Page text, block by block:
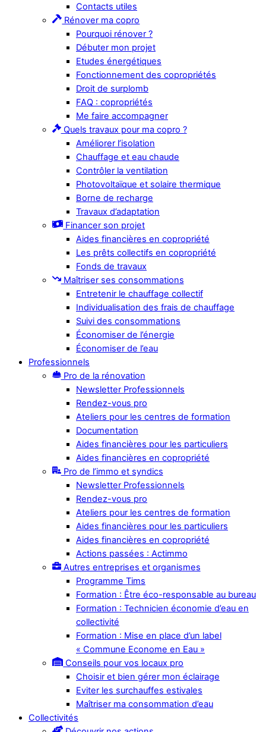
Contacts utiles
Rénover ma copro
Pourquoi rénover ?
Débuter mon projet
Etudes énergétiques
Fonctionnement des copropriétés
Droit de surplomb
FAQ : copropriétés
Me faire accompagner
Quels travaux pour ma copro ?
Améliorer l’isolation
Chauffage et eau chaude
Contrôler la ventilation
Photovoltaïque et solaire thermique
Borne de recharge
Travaux d’adaptation
Financer son projet
Aides financières en copropriété
Les prêts collectifs en copropriété
Fonds de travaux
Maîtriser ses consommations
Entretenir le chauffage collectif
Individualisation des frais de chauffage
Suivi des consommations
Économiser de l’énergie
Économiser de l’eau
Professionnels
Pro de la rénovation
Newsletter Professionnels
Rendez-vous pro
Ateliers pour les centres de formation
Documentation
Aides financières pour les particuliers
Aides financières en copropriété
Pro de l’immo et syndics
Newsletter Professionnels
Rendez-vous pro
Ateliers pour les centres de formation
Aides financières pour les particuliers
Aides financières en copropriété
Actions passées : Actimmo
Autres entreprises et organismes
Programme Tims
Formation : Être éco-responsable au bureau
Formation : Technicien économie d’eau en
collectivité
Formation : Mise en place d’un label
« Commune Econome en Eau »
Conseils pour vos locaux pro
Choisir et bien gérer mon éclairage
Eviter les surchauffes estivales
Maîtriser ma consommation d’eau
Collectivités